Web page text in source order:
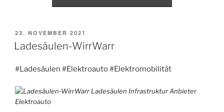
VERÖFFENTLICHT
AM
23. NOVEMBER 2021
Ladesäulen-WirrWarr
#Ladesäulen #Elektroauto#Elektromobilität